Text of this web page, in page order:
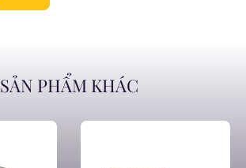
SẢN PHẨM KHÁC